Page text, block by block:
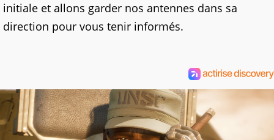
initiale et allons garder nos antennes dans sa
direction pour vous tenir informés.